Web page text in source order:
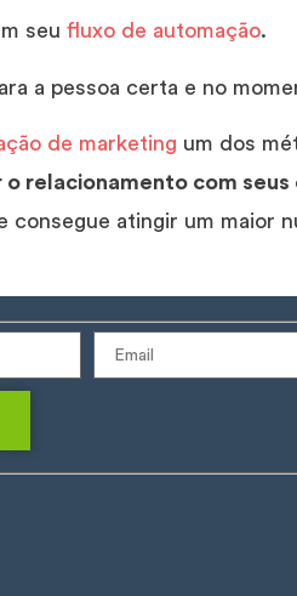
seu fluxo de automação.
a pessoa certa e no
de marketing um dos
relacionamento com
atingir um maior